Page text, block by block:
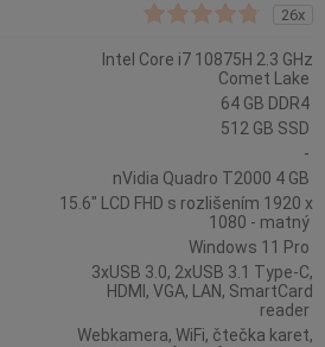
26x
Intel Core i7 10875H 2.3 GHz
Comet Lake
64 GB DDR4
512 GB SSD
-
nVidia Quadro T2000 4 GB
15.6" LCD FHD s rozlišením 1920 x
1080 - matný
Windows 11 Pro
3xUSB 3.0, 2xUSB 3.1 Type-C,
HDMI, VGA, LAN, SmartCard
reader
Webkamera, WiFi, čtečka karet,